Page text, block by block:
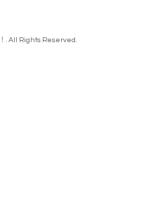
. All Rights Reserved.